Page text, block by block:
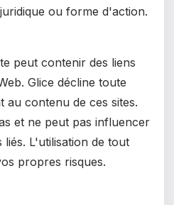
ou forme d'action.
peut contenir des liens
Glice décline toute
au contenu de ces sites.
et ne peut pas influencer
liés. L'utilisation de tout
propres risques.